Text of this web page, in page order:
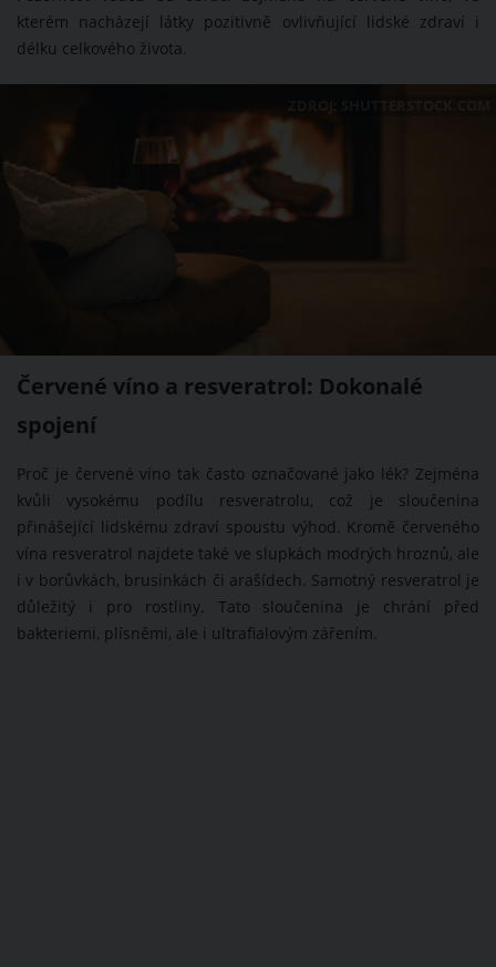
kterém nacházejí látky pozitivně ovlivňující lidské zdraví i
délku celkového života.
Červené víno a resveratrol: Dokonalé
spojení
Proč je červené víno tak často označované jako lék? Zejména
kvůli vysokému podílu resveratrolu, což je sloučenina
přinášející lidskému zdraví spoustu výhod. Kromě červeného
vína resveratrol najdete také ve slupkách modrých hroznů, ale
i v borůvkách, brusinkách či arašídech. Samotný resveratrol je
důležitý i pro rostliny. Tato sloučenina je chrání před
bakteriemi, plísněmi, ale i ultrafialovým zářením.